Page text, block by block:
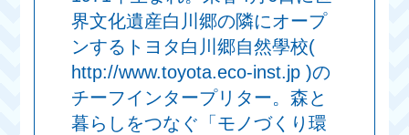
界文化遺産白川郷の隣にオープ
ンするトヨタ白川郷自然學校(
http://www.toyota.eco-inst.jp )の
チーフインタープリター。森と
暮らしをつなぐ「モノづくり環